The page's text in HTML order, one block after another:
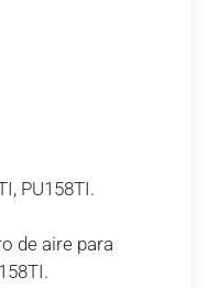
PU158TI.
de aire para